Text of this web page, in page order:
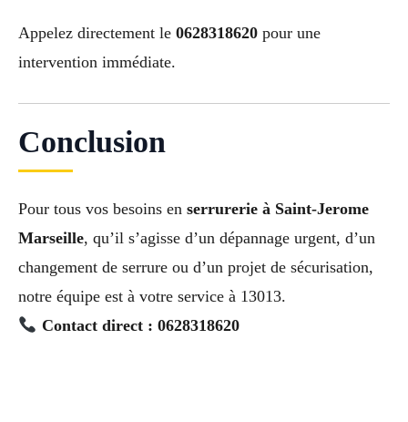
Appelez directement le 0628318620 pour une
intervention immédiate.
Conclusion
Pour tous vos besoins en serrurerie à Saint-Jerome
Marseille, qu’il s’agisse d’un dépannage urgent, d’un
changement de serrure ou d’un projet de sécurisation,
notre équipe est à votre service à 13013.
Contact direct : 0628318620